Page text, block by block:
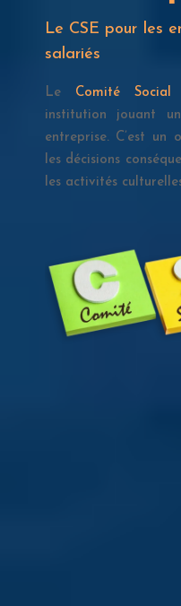
Le CSE pour les
salariés
Le Comité Social
institution jouant
entreprise. C’est un
les décisions
les activités